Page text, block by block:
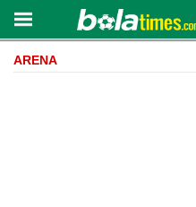
ARENA